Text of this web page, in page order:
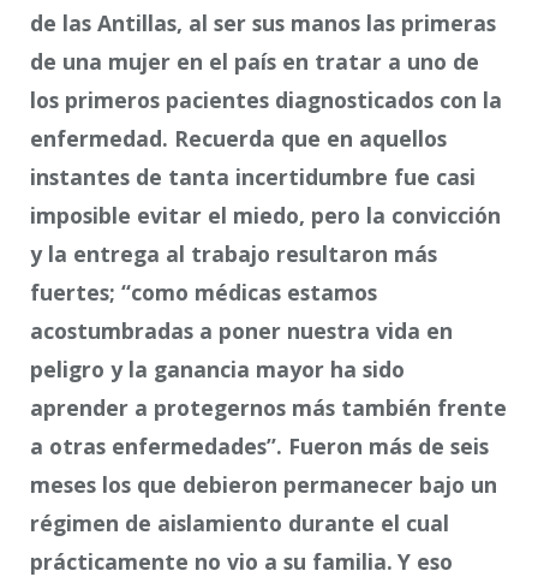
de las Antillas, al ser sus manos las primeras
de una mujer en el país en tratar a uno de
los primeros pacientes diagnosticados con la
enfermedad. Recuerda que en aquellos
instantes de tanta incertidumbre fue casi
imposible evitar el miedo, pero la convicción
y la entrega al trabajo resultaron más
fuertes; “como médicas estamos
acostumbradas a poner nuestra vida en
peligro y la ganancia mayor ha sido
aprender a protegernos más también frente
a otras enfermedades”. Fueron más de seis
meses los que debieron permanecer bajo un
régimen de aislamiento durante el cual
prácticamente no vio a su familia. Y eso